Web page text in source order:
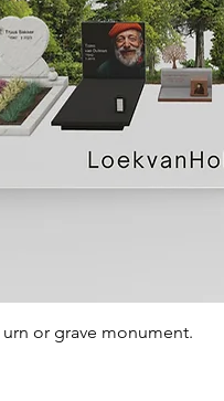
Quick View
or grave monument.